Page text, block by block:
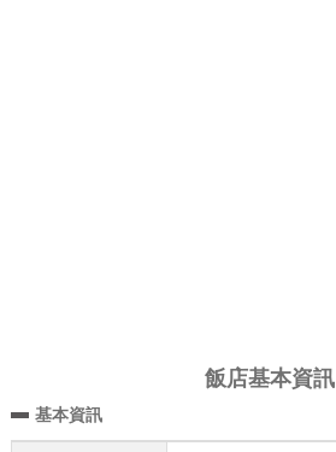
飯店基本資訊
基本資訊